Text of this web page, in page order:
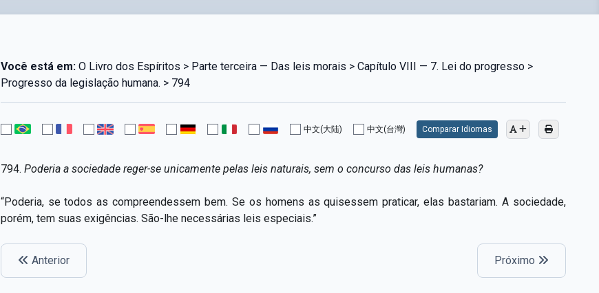
Você está em:O Livro dos Espíritos > Parte terceira — Das leis morais > Capítulo VIII — 7. Lei do progresso >
Progresso da legislação humana. > 794
中文(大陆) 中文(台灣) Comparar Idiomas
794. Poderia a sociedade reger-se unicamente pelas leis naturais, sem o concurso das leis humanas?
“Poderia, se todos as compreendessem bem. Se os homens as quisessem praticar, elas bastariam. A sociedade,
porém, tem suas exigências. São-lhe necessárias leis especiais.”
Anterior Próximo